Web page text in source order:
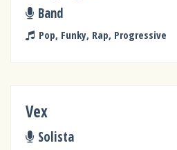
Band
Pop, Funky, Rap, Progressive
Vex
Solista